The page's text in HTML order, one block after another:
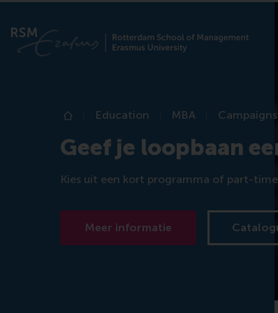
Home
Education MBA Campaigns
Geef je loopbaan
Kies uit een kort programma of part-
Meer informatie